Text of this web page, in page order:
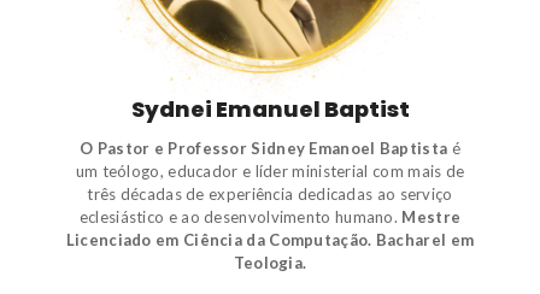
Sydnei Emanuel Baptist
O Pastor e Professor Sidney Emanoel Baptista é
um teólogo, educador e líder ministerial com mais de
três décadas de experiência dedicadas ao serviço
eclesiástico e ao desenvolvimento humano. Mestre
Licenciado em Ciência da Computação. Bacharel em
Teologia.